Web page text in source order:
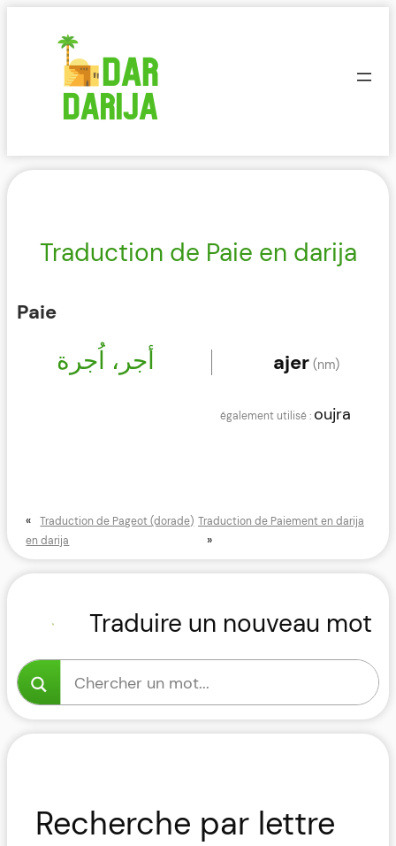
Traduction de Paie en darija
Paie
أجر، اُجرة ajer (nm)
oujra
«
Traduction de Pageot (dorade)
en darija
Traduction de Paiement en darija
»
Traduire un nouveau mot
Recherche par lettre